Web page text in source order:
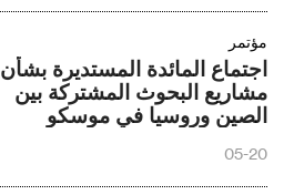
مؤتمر
اجتماع المائدة المستديرة بشأن
مشاريع البحوث المشتركة بين
الصين وروسيا في موسكو
05-20